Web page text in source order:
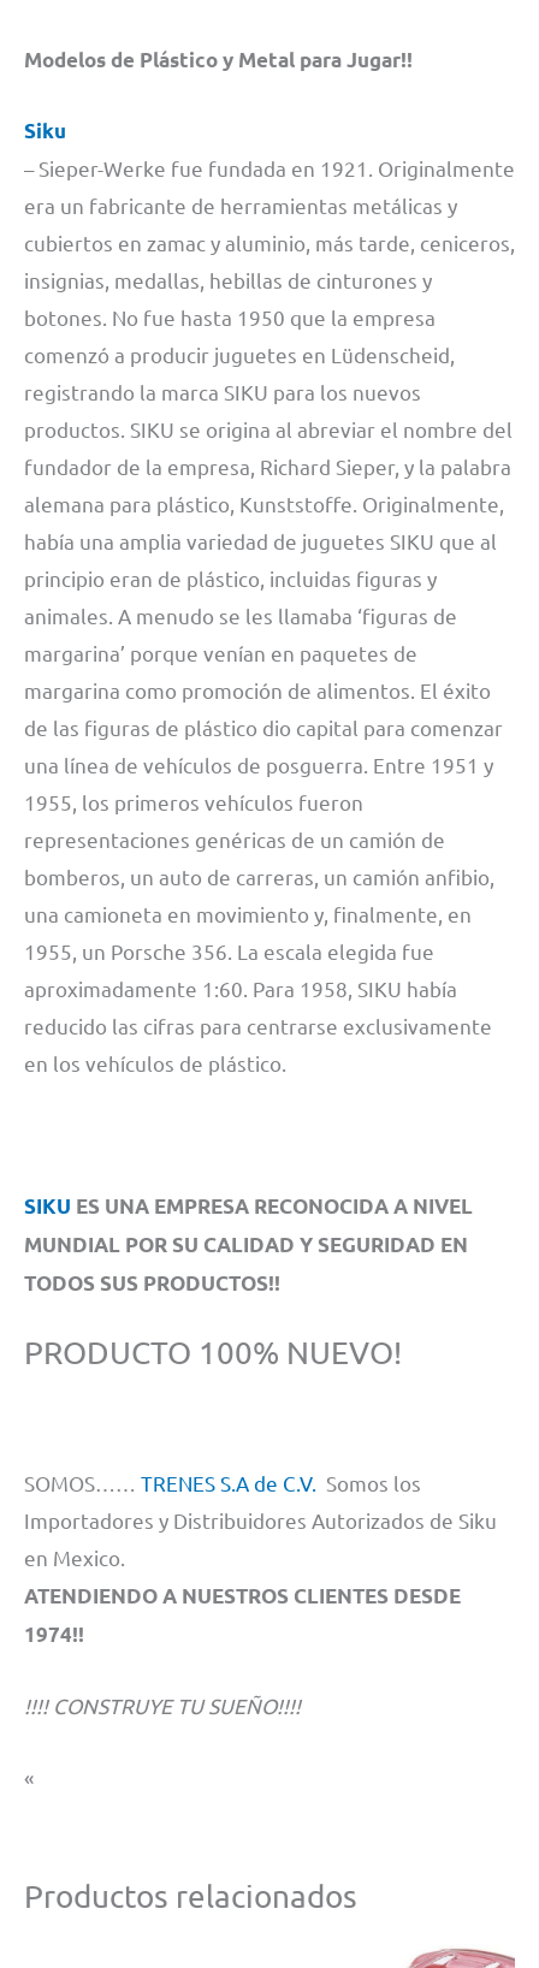
Modelos de Plástico y Metal para Jugar!!
Siku
– Sieper-Werke fue fundada en 1921. Originalmente
era un fabricante de herramientas metálicas y
cubiertos en zamac y aluminio, más tarde, ceniceros,
insignias, medallas, hebillas de cinturones y
botones. No fue hasta 1950 que la empresa
comenzó a producir juguetes en Lüdenscheid,
registrando la marca SIKU para los nuevos
productos. SIKU se origina al abreviar el nombre del
fundador de la empresa, Richard Sieper, y la palabra
alemana para plástico, Kunststoffe. Originalmente,
había una amplia variedad de juguetes SIKU que al
principio eran de plástico, incluidas figuras y
animales. A menudo se les llamaba ‘figuras de
margarina’ porque venían en paquetes de
margarina como promoción de alimentos. El éxito
de las figuras de plástico dio capital para comenzar
una línea de vehículos de posguerra. Entre 1951 y
1955, los primeros vehículos fueron
representaciones genéricas de un camión de
bomberos, un auto de carreras, un camión anfibio,
una camioneta en movimiento y, finalmente, en
1955, un Porsche 356. La escala elegida fue
aproximadamente 1:60. Para 1958, SIKU había
reducido las cifras para centrarse exclusivamente
en los vehículos de plástico.
SIKU ES UNA EMPRESA RECONOCIDA A NIVEL
MUNDIAL POR SU CALIDAD Y SEGURIDAD EN
TODOS SUS PRODUCTOS!!
PRODUCTO 100% NUEVO!
SOMOS…… TRENES S.A de C.V. Somos los
Importadores y Distribuidores Autorizados de Siku
en Mexico.
ATENDIENDO A NUESTROS CLIENTES DESDE
1974!!
!!!! CONSTRUYE TU SUEÑO!!!!
«
Productos relacionados